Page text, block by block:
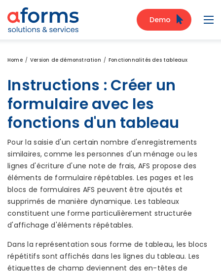
Zum Inhalt
Zum Menü
Zur Suche
Demo
Home Version de démonstration Fonctionnalités des tableaux
Instructions : Créer un
formulaire avec les
fonctions d'un tableau
Pour la saisie d'un certain nombre d'enregistrements
similaires, comme les personnes d'un ménage ou les
lignes d'écriture d'une note de frais, AFS propose des
éléments de formulaire répétables. Les pages et les
blocs de formulaires AFS peuvent être ajoutés et
supprimés de manière dynamique. Les tableaux
constituent une forme particulièrement structurée
d'affichage d'éléments répétables.
Dans la représentation sous forme de tableau, les blocs
répétitifs sont affichés dans les lignes du tableau. Les
étiquettes de champ deviennent des en-têtes de